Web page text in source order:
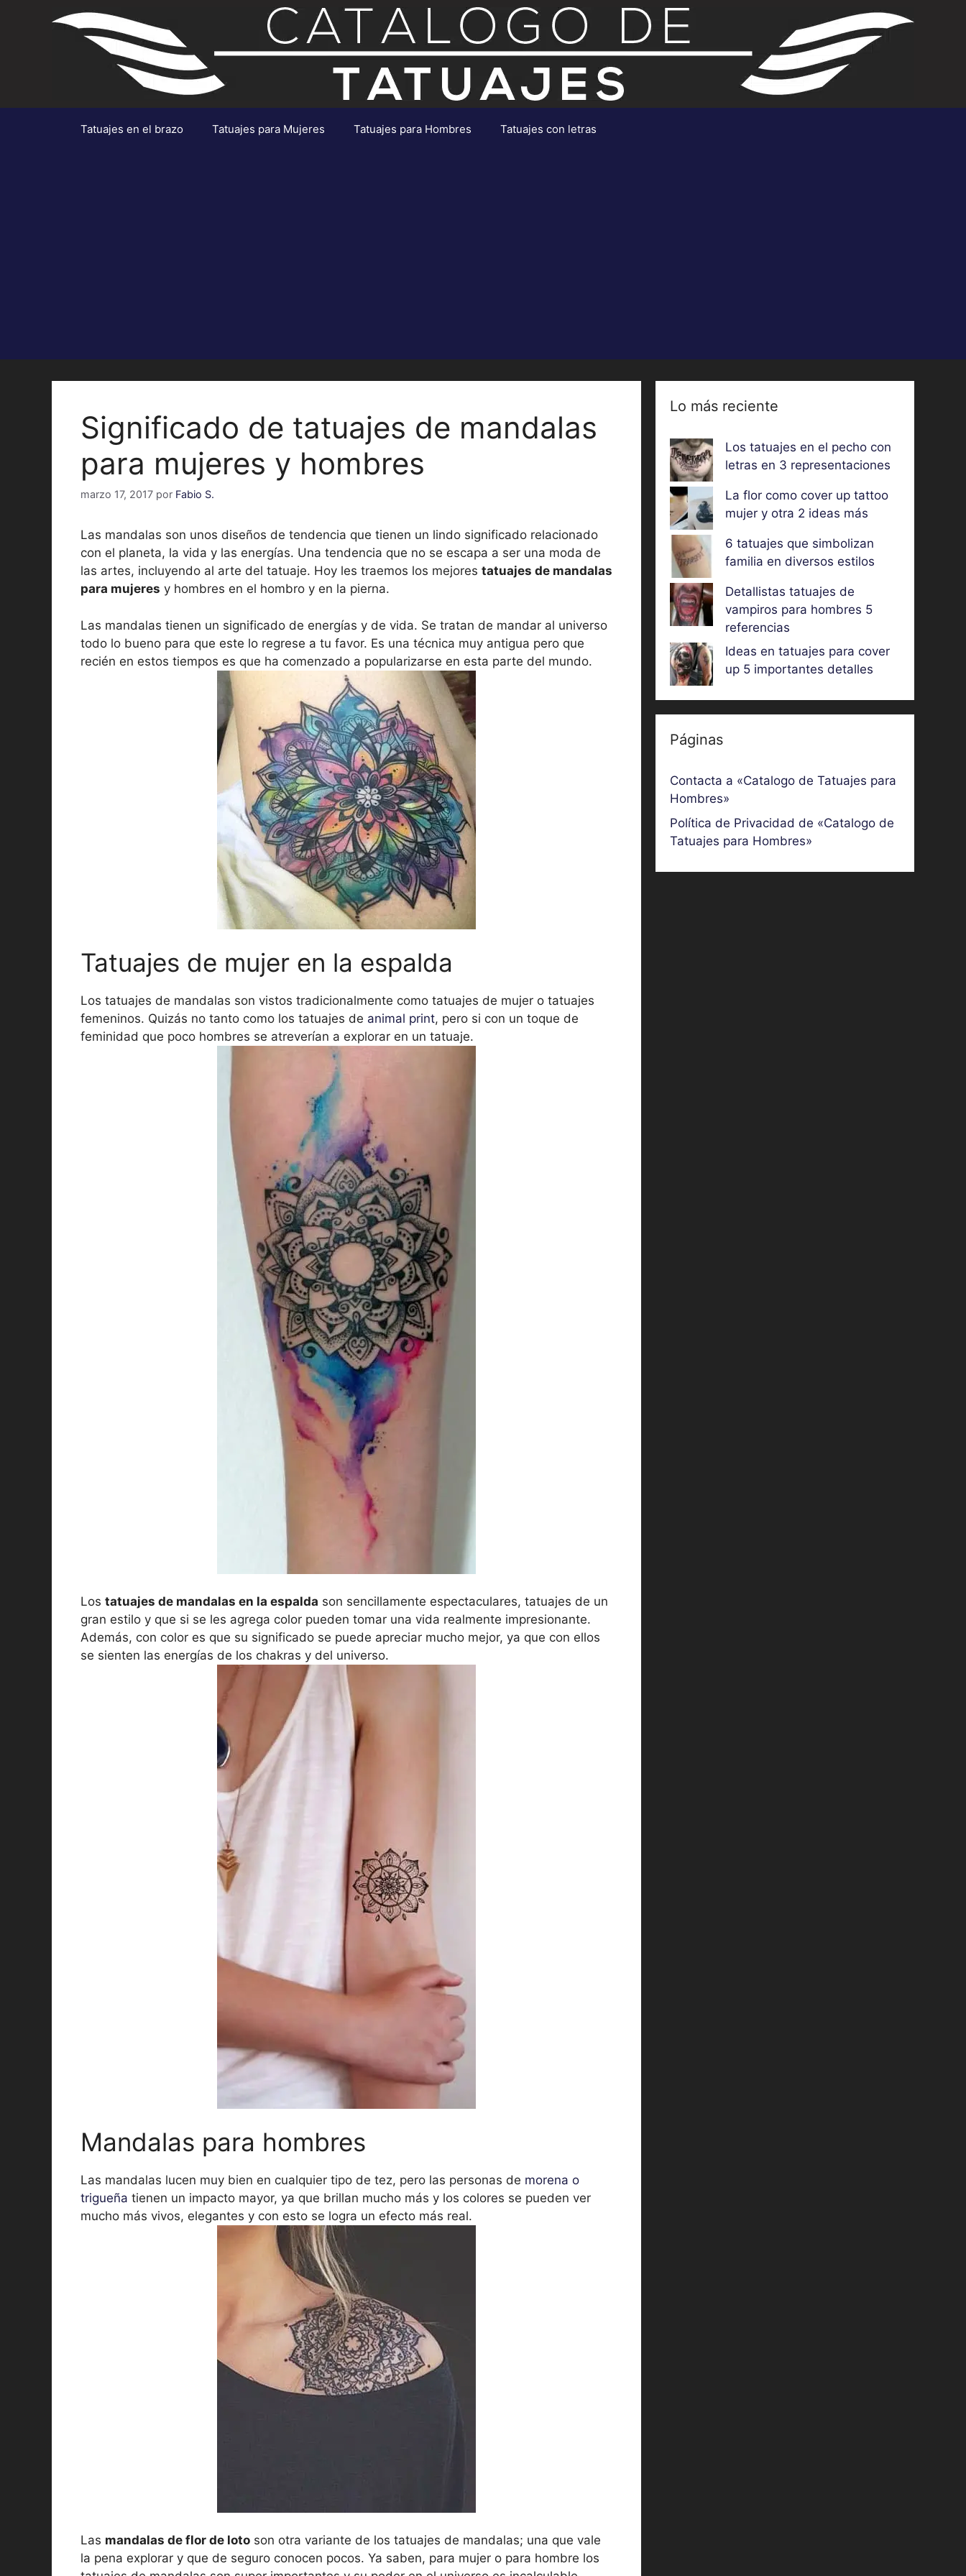
Tatuajes en el brazo Tatuajes para Mujeres Tatuajes para Hombres Tatuajes con letras
Significado de tatuajes de mandalas
para mujeres y hombres
marzo 17, 2017 por Fabio S.
Las mandalas son unos diseños de tendencia que tienen un lindo significado relacionado
con el planeta, la vida y las energías. Una tendencia que no se escapa a ser una moda de
las artes, incluyendo al arte del tatuaje. Hoy les traemos los mejores tatuajes de mandalas
para mujeres y hombres en el hombro y en la pierna.
Las mandalas tienen un significado de energías y de vida. Se tratan de mandar al universo
todo lo bueno para que este lo regrese a tu favor. Es una técnica muy antigua pero que
recién en estos tiempos es que ha comenzado a popularizarse en esta parte del mundo.
Tatuajes de mujer en la espalda
Los tatuajes de mandalas son vistos tradicionalmente como tatuajes de mujer o tatuajes
femeninos. Quizás no tanto como los tatuajes de animal print, pero si con un toque de
feminidad que poco hombres se atreverían a explorar en un tatuaje.
Los tatuajes de mandalas en la espalda son sencillamente espectaculares, tatuajes de un
gran estilo y que si se les agrega color pueden tomar una vida realmente impresionante.
Además, con color es que su significado se puede apreciar mucho mejor, ya que con ellos
se sienten las energías de los chakras y del universo.
Mandalas para hombres
Las mandalas lucen muy bien en cualquier tipo de tez, pero las personas de morena o
trigueña tienen un impacto mayor, ya que brillan mucho más y los colores se pueden ver
mucho más vivos, elegantes y con esto se logra un efecto más real.
Las mandalas de flor de loto son otra variante de los tatuajes de mandalas; una que vale
la pena explorar y que de seguro conocen pocos. Ya saben, para mujer o para hombre los
Lo más reciente
Los tatuajes en el pecho con
letras en 3 representaciones
La flor como cover up tattoo
mujer y otra 2 ideas más
6 tatuajes que simbolizan
familia en diversos estilos
Detallistas tatuajes de
vampiros para hombres 5
referencias
Ideas en tatuajes para cover
up 5 importantes detalles
Páginas
Contacta a «Catalogo de Tatuajes para
Hombres»
Política de Privacidad de «Catalogo de
Tatuajes para Hombres»